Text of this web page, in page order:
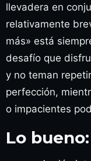
llevadera en
relativamente
más» está
desafío que
y no teman
perfección,
o impacientes
Lo bueno: